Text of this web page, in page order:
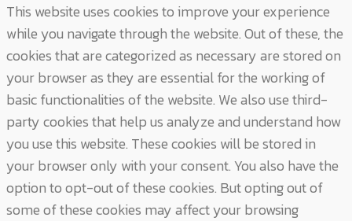
This website uses cookies to improve your experience
while you navigate through the website. Out of these, the
cookies that are categorized as necessary are stored on
your browser as they are essential for the working of
basic functionalities of the website. We also use third-
party cookies that help us analyze and understand how
you use this website. These cookies will be stored in
your browser only with your consent. You also have the
option to opt-out of these cookies. But opting out of
some of these cookies may affect your browsing